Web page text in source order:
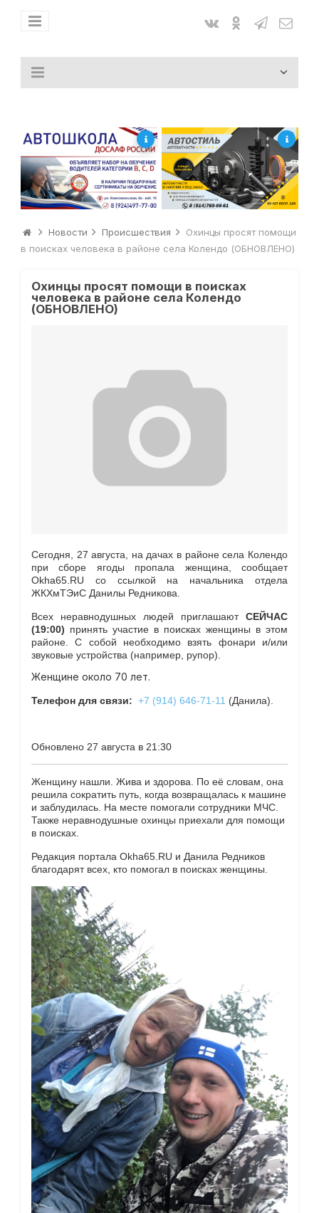
Новости Происшествия
Охинцы просят помощи
в поисках человека в районе села Колендо (ОБНОВЛЕНО)
Охинцы просят помощи в поисках
человека в районе села Колендо
(ОБНОВЛЕНО)
Сегодня, 27 августа, на дачах в районе села Колендо
при сборе ягоды пропала женщина, сообщает
Okha65.RU со ссылкой на начальника отдела
ЖКХмТЭиС Данилы Редникова.
Всех неравнодушных людей приглашаютСЕЙЧАС
(19:00) принять участие в поисках женщины в этом
районе. С собой необходимо взять фонари и/или
звуковые устройства (например, рупор).
Женщине около 70 лет.
Телефон для связи: +7 (914) 646-71-11 (Данила).
Обновлено 27 августа в 21:30
Женщину нашли. Жива и здорова. По её словам, она
решила сократить путь, когда возвращалась к машине
и заблудилась. На месте помогали сотрудники МЧС.
Также неравнодушные охинцы приехали для помощи
в поисках.
Редакция портала Okha65.RU и Данила Редников
благодарят всех, кто помогал в поисках женщины.